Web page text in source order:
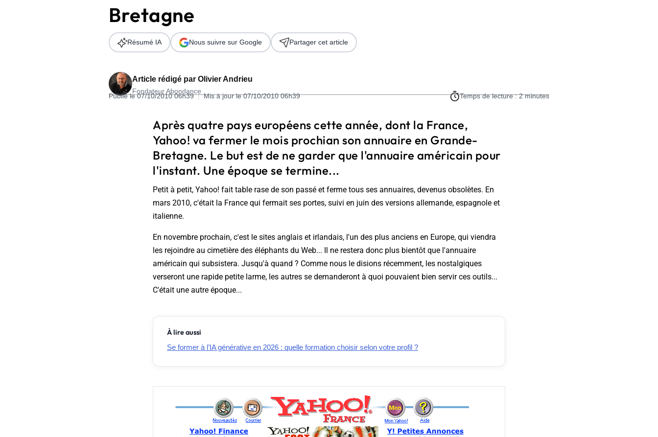
Télécharger l'Ebook
Formation SEO & GEO - Edition 2026
244.30€ HT au lieu de 349€ pendant 1 mois !
Bretagne
Article rédigé par Olivier Andrieu
Fondateur Abondance
Publié le 07/10/2010 06h39 | Mis à jour le 07/10/2010 06h39 Temps de lecture : 2 minutes
Résumé IA Nous suivre sur Google Partager cet article
Après quatre pays européens cette année, dont la France,
Yahoo! va fermer le mois prochian son annuaire en Grande-
Bretagne. Le but est de ne garder que l'annuaire américain pour
l'instant. Une époque se termine...
Petit à petit, Yahoo! fait table rase de son passé et ferme tous ses annuaires, devenus obsolètes. En
mars 2010, c'était la France qui fermait ses portes, suivi en juin des versions allemande, espagnole et
italienne.
En novembre prochain, c'est le sites anglais et irlandais, l'un des plus anciens en Europe, qui viendra
les rejoindre au cimetière des éléphants du Web... Il ne restera donc plus bientôt que l'annuaire
américain qui subsistera. Jusqu'à quand ? Comme nous le disions récemment, les nostalgiques
verseront une rapide petite larme, les autres se demanderont à quoi pouvaient bien servir ces outils...
C'était une autre époque...
À lire aussi
Se former à l’IA générative en 2026 : quelle formation choisir selon votre profil ?